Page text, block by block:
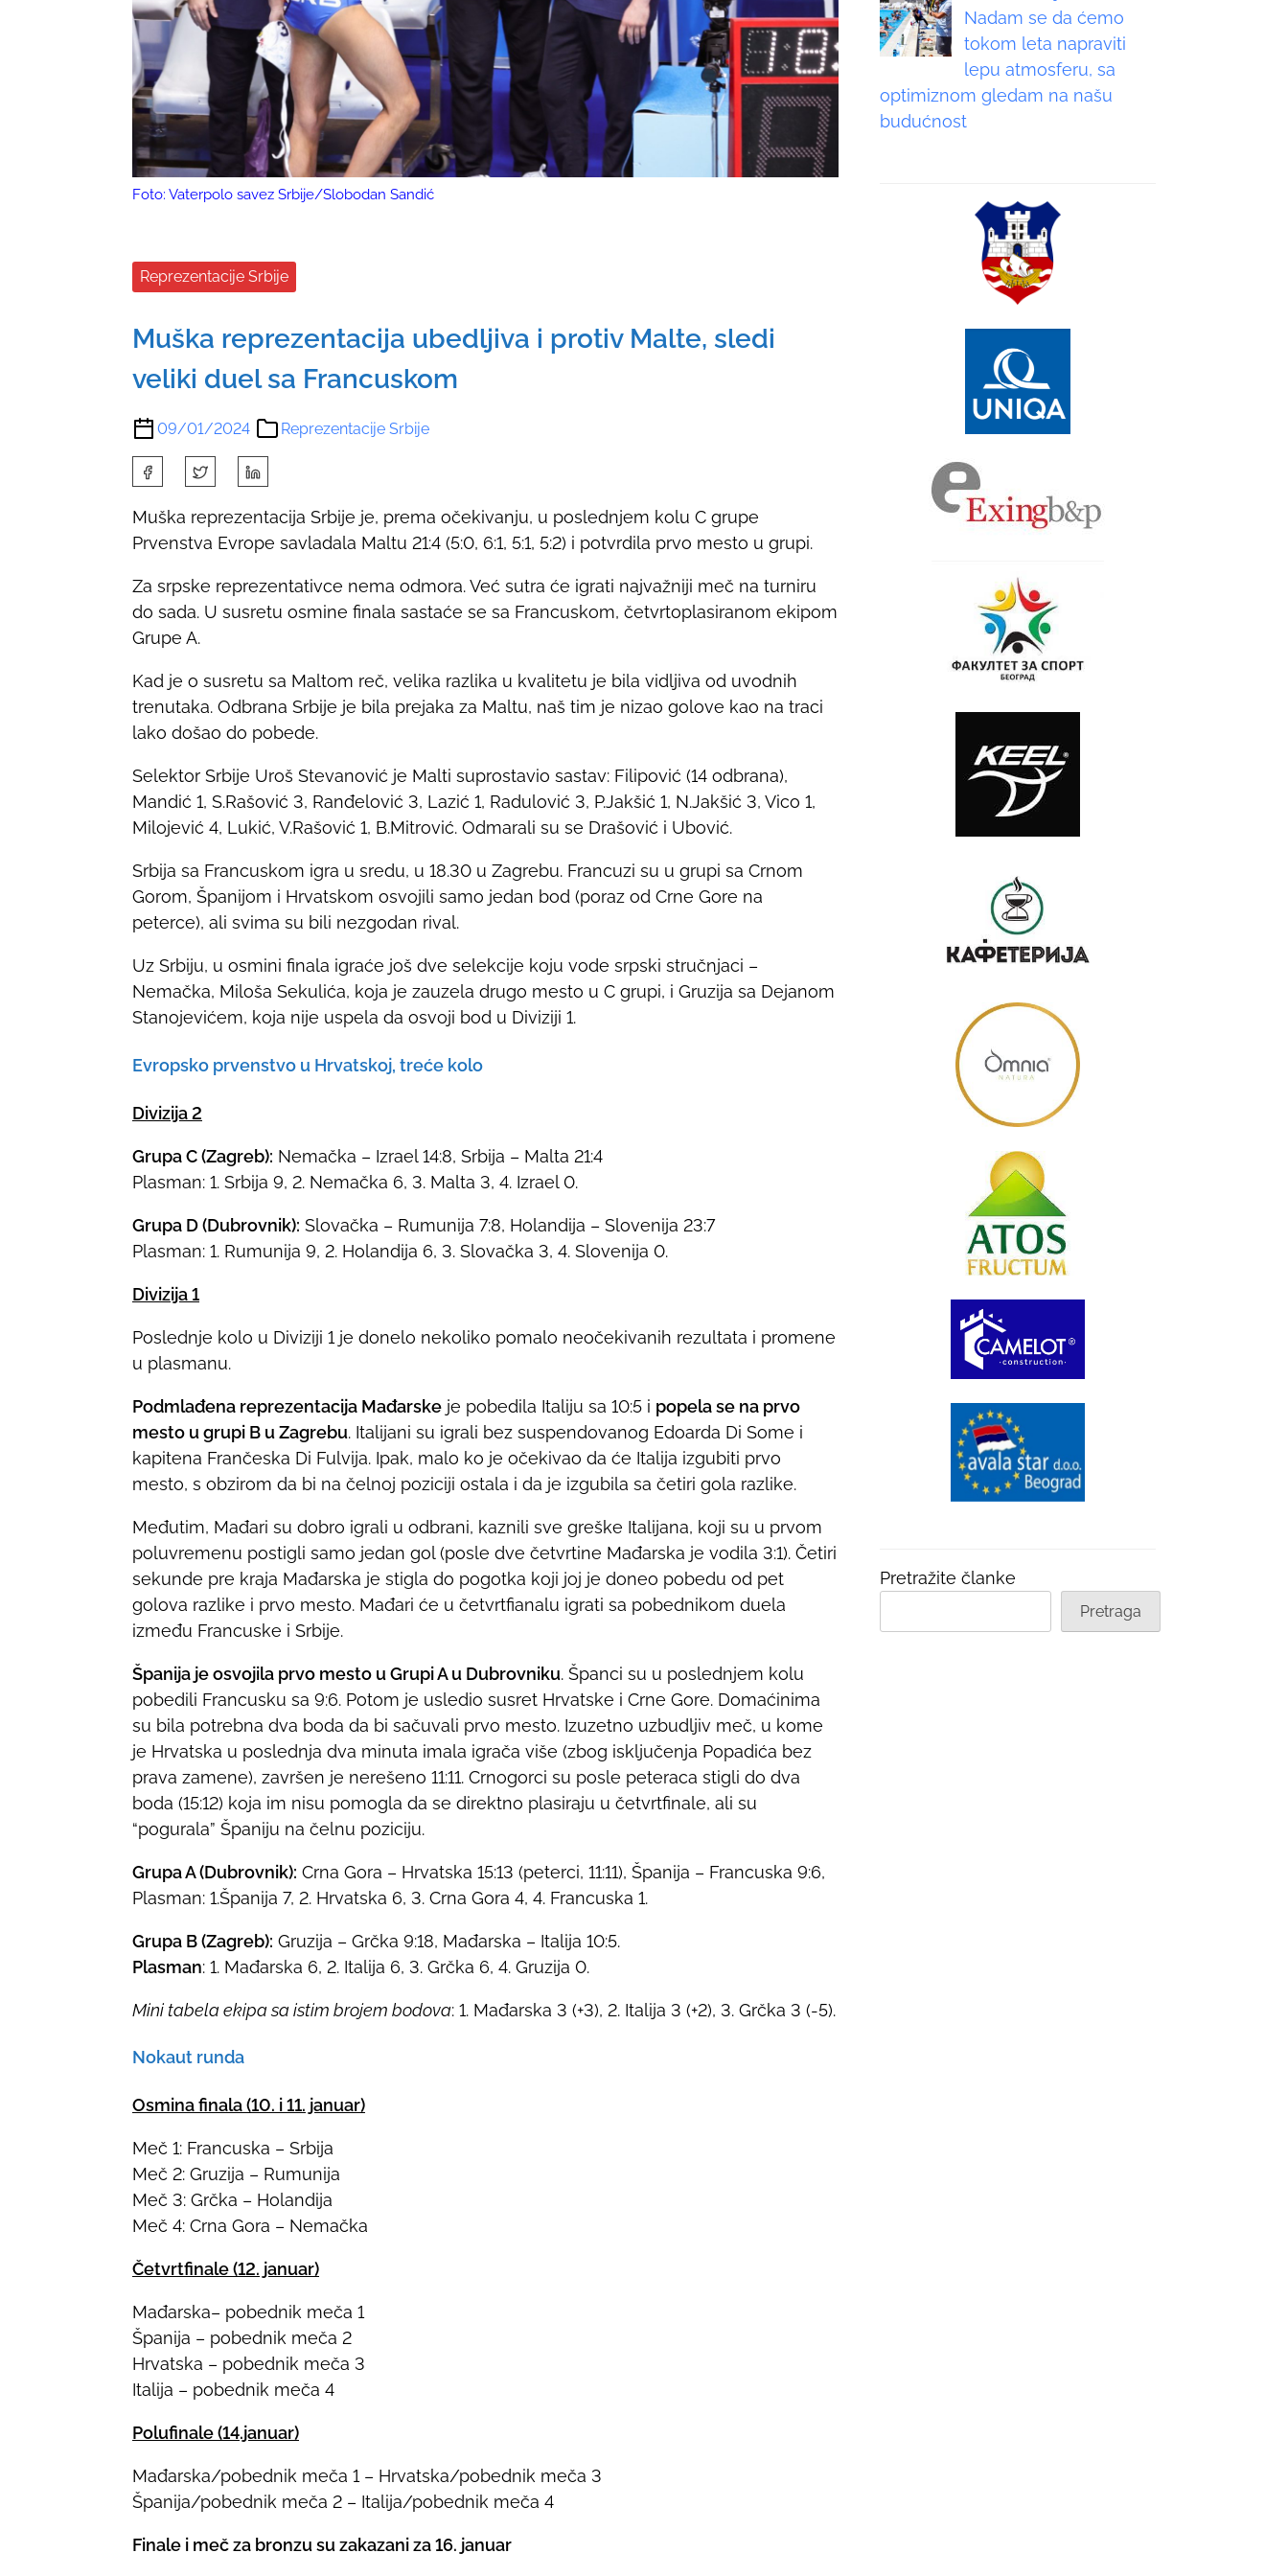
Foto: Vaterpolo savez Srbije/Slobodan Sandić
Reprezentacije Srbije
Muška reprezentacija ubedljiva i protiv Malte, sledi
veliki duel sa Francuskom
09/01/2024 Reprezentacije Srbije
h
a
r
t
h
i
s
p
o
t
o
n
Muška reprezentacija Srbije je, prema očekivanju, u poslednjem kolu C grupe
Prvenstva Evrope savladala Maltu 21:4 (5:0, 6:1, 5:1, 5:2) i potvrdila prvo mesto u grupi.
Za srpske reprezentativce nema odmora. Već sutra će igrati najvažniji meč na turniru
do sada. U susretu osmine finala sastaće se sa Francuskom, četvrtoplasiranom ekipom
Grupe A.
Kad je o susretu sa Maltom reč, velika razlika u kvalitetu je bila vidljiva od uvodnih
trenutaka. Odbrana Srbije je bila prejaka za Maltu, naš tim je nizao golove kao na traci
lako došao do pobede.
Selektor Srbije Uroš Stevanović je Malti suprostavio sastav: Filipović (14 odbrana),
Mandić 1, S.Rašović 3, Ranđelović 3, Lazić 1, Radulović 3, P.Jakšić 1, N.Jakšić 3, Vico 1,
Milojević 4, Lukić, V.Rašović 1, B.Mitrović. Odmarali su se Drašović i Ubović.
Srbija sa Francuskom igra u sredu, u 18.30 u Zagrebu. Francuzi su u grupi sa Crnom
Gorom, Španijom i Hrvatskom osvojili samo jedan bod (poraz od Crne Gore na
peterce), ali svima su bili nezgodan rival.
Uz Srbiju, u osmini finala igraće još dve selekcije koju vode srpski stručnjaci –
Nemačka, Miloša Sekulića, koja je zauzela drugo mesto u C grupi, i Gruzija sa Dejanom
Stanojevićem, koja nije uspela da osvoji bod u Diviziji 1.
Evropsko prvenstvo u Hrvatskoj, treće kolo
Divizija 2
Grupa C (Zagreb): Nemačka – Izrael 14:8, Srbija – Malta 21:4
Plasman: 1. Srbija 9, 2. Nemačka 6, 3. Malta 3, 4. Izrael 0.
Grupa D (Dubrovnik): Slovačka – Rumunija 7:8, Holandija – Slovenija 23:7
Plasman: 1. Rumunija 9, 2. Holandija 6, 3. Slovačka 3, 4. Slovenija 0.
Divizija 1
Poslednje kolo u Diviziji 1 je donelo nekoliko pomalo neočekivanih rezultata i promene
u plasmanu.
Podmlađena reprezentacija Mađarske je pobedila Italiju sa 10:5 i popela se na prvo
mesto u grupi B u Zagrebu. Italijani su igrali bez suspendovanog Edoarda Di Some i
kapitena Frančeska Di Fulvija. Ipak, malo ko je očekivao da će Italija izgubiti prvo
mesto, s obzirom da bi na čelnoj poziciji ostala i da je izgubila sa četiri gola razlike.
Međutim, Mađari su dobro igrali u odbrani, kaznili sve greške Italijana, koji su u prvom
poluvremenu postigli samo jedan gol (posle dve četvrtine Mađarska je vodila 3:1). Četiri
sekunde pre kraja Mađarska je stigla do pogotka koji joj je doneo pobedu od pet
golova razlike i prvo mesto. Mađari će u četvrtfianalu igrati sa pobednikom duela
između Francuske i Srbije.
Španija je osvojila prvo mesto u Grupi A u Dubrovniku. Španci su u poslednjem kolu
pobedili Francusku sa 9:6. Potom je usledio susret Hrvatske i Crne Gore. Domaćinima
su bila potrebna dva boda da bi sačuvali prvo mesto. Izuzetno uzbudljiv meč, u kome
je Hrvatska u poslednja dva minuta imala igrača više (zbog isključenja Popadića bez
prava zamene), završen je nerešeno 11:11. Crnogorci su posle peteraca stigli do dva
boda (15:12) koja im nisu pomogla da se direktno plasiraju u četvrtfinale, ali su
“pogurala” Španiju na čelnu poziciju.
Grupa A (Dubrovnik): Crna Gora – Hrvatska 15:13 (peterci, 11:11), Španija – Francuska 9:6,
Plasman: 1.Španija 7, 2. Hrvatska 6, 3. Crna Gora 4, 4. Francuska 1.
Grupa B (Zagreb): Gruzija – Grčka 9:18, Mađarska – Italija 10:5.
Plasman: 1. Mađarska 6, 2. Italija 6, 3. Grčka 6, 4. Gruzija 0.
Mini tabela ekipa sa istim brojem bodova: 1. Mađarska 3 (+3), 2. Italija 3 (+2), 3. Grčka 3 (-5).
Nokaut runda
Osmina finala (10. i 11. januar)
Meč 1: Francuska – Srbija
Meč 2: Gruzija – Rumunija
Meč 3: Grčka – Holandija
Meč 4: Crna Gora – Nemačka
Četvrtfinale (12. januar)
Mađarska– pobednik meča 1
Španija – pobednik meča 2
Hrvatska – pobednik meča 3
Italija – pobednik meča 4
Polufinale (14.januar)
Mađarska/pobednik meča 1 – Hrvatska/pobednik meča 3
Španija/pobednik meča 2 – Italija/pobednik meča 4
Finale i meč za bronzu su zakazani za 16. januar
Nadam se da ćemo
tokom leta napraviti
lepu atmosferu, sa
optimiznom gledam na našu
budućnost
Pretražite članke
Pretraga